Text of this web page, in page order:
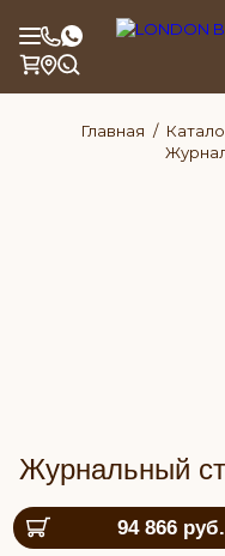
Главная
Журнальный
94 866 руб.